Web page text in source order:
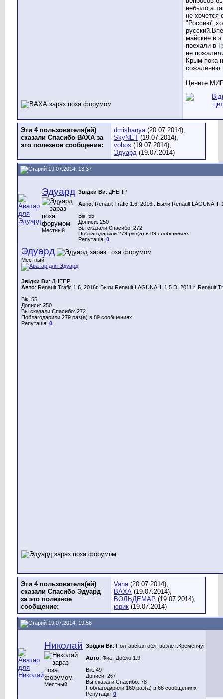
небыло,а
не хочется
майские в
поехали в
не
Крым пока
сожалению.
Цените
Эти 4 пользователя(ей)
сказали Спасибо ВАХА за
это полезное сообщение:
dmishanya (20.07.2014),
SkyNET (19.07.2014),
vobos (19.07.2014),
Эдуард (19.07.2014)
19.07.2014, 13:37
Эдуард
Местный
Звідки Ви: ДНЕПР
Авто: Renault Trafic 1.6, 2016г. Были Renault LAGUNA III
Вік: 55
Дописи: 250
Вы сказали Спасибо: 272
Поблагодарили 279 раз(а) в 89 сообщениях
Репутація: 0
Эдуард
Местный
Звідки Ви: ДНЕПР
Авто: Renault Trafic 1.6, 2016г. Были Renault LAGUNA III 1.5 D, 2011 г. Renault
Вік: 55
Дописи: 250
Вы сказали Спасибо: 272
Поблагодарили 279 раз(а) в 89 сообщениях
Репутація: 0
Эти 4 пользователя(ей)
сказали Спасибо Эдуард
за это полезное
сообщение:
Vaha (20.07.2014),
ВАХА (19.07.2014),
ВОЛЬДЕМАР (19.07.2014),
юрик (19.07.2014)
19.07.2014, 19:56
Николай
Местный
Звідки Ви: Полтавская обл. возле г.Кременчуг
Авто: Фиат Добло 1.9
Вік: 49
Дописи: 267
Вы сказали Спасибо: 78
Поблагодарили 160 раз(а) в 68 сообщениях
Репутація: 0